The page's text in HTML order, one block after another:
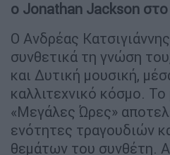
ο Jonathan Jackson
Ο Ανδρέας
συνθετικά τη γνώση
και Δυτική μουσική,
καλλιτεχνικό κόσμο.
«Μεγάλες Ώρες»
ενότητες τραγουδιών
θεμάτων του συνθέτη.